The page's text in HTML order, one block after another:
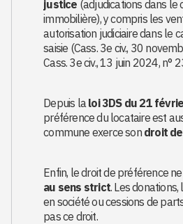
justice (adjudications dans le
immobilière), y compris les
autorisation judiciaire dans le
saisie (Cass. 3e civ., 30
Cass. 3e civ., 13 juin 2024, n°
Depuis laloi 3DS du 21
préférence du locataire est
commune exerce son droit
Enfin, le droit de préférence
au sens strict. Les
en société ou cessions de
pas ce droit.